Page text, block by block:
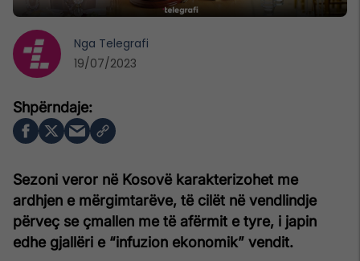
Sezoni veror në Kosovë karakterizohet me
ardhjen e mërgimtarëve, të cilët në vendlindje
përveç se çmallen me të afërmit e tyre, i japin
edhe gjallëri e “infuzion ekonomik” vendit.
Nga Telegrafi
19/07/2023